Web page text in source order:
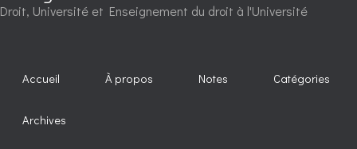
Droit, Université et Enseignement du droit à l'Université
Accueil À propos Notes Catégories
Archives